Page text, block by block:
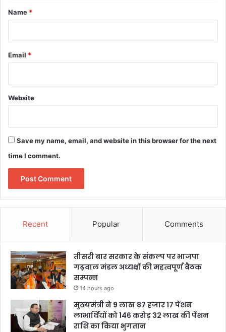
*
Name *
Email *
Website
Save my name, email, and website in this browser for the next
time I comment.
Recent Popular Comments
तीसरी बार सरकार के संकल्प पर भाजपा
गढ़वाल मंडल अध्यक्षों की महत्वपूर्ण बैठक
सम्पन्न
14 hours ago
मुख्यमंत्री ने 9 लाख 87 हजार 17 पेंशन
लाभार्थियों को 146 करोड़ 32 लाख की पेंशन
राशि का किया भुगतान